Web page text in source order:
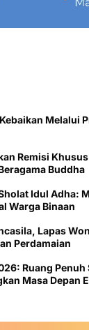
Melalui
Remisi
Buddha
Idul Adha:
Warga Binaan
Lapas
Perdamaian
Ruang Penuh
Masa Depan